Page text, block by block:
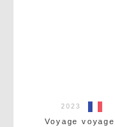
2023
Voyage voyage,